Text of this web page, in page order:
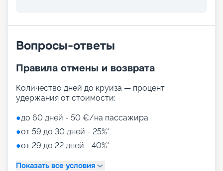
Вопросы-ответы
Правила отмены и возврата
Количество дней до круиза — процент
удержания от стоимости:
●до 60 дней - 50 €/на пассажира
●от 59 до 30 дней - 25%*
●от 29 до 22 дней - 40%*
Показать все условия